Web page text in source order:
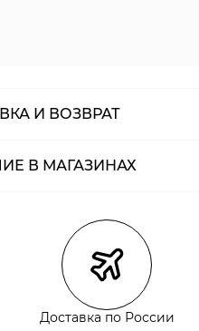
И ВОЗВРАТ
доставка СДЭК
из пункта выдачи СДЭК
из наших магазинов
В МАГАЗИНАХ
Доставка по России